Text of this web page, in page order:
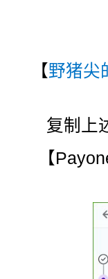
【野猪尖
复制上
【